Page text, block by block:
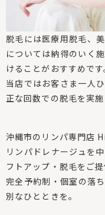
脱毛には医療用脱毛、
については納得のいく
けることがおすすめです
当店ではお客さま一人
正な回数での脱毛を実施
沖縄市のリンパ専門店
リンパドレナージュを
フトアップ・脱毛をご提
完全予約制・個室の落
別なひとときを。